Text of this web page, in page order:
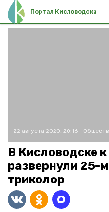
Портал Кисловодска
22 августа 2020, 20:16
В Кисловодске
развернули 25-
триколор